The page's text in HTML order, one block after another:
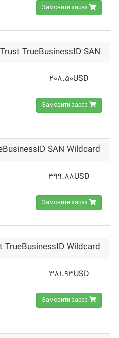
Замовити зараз
TrueBusinessID SAN
208.50USD
Замовити зараз
SAN Wildcard
399.88USD
Замовити зараз
TrueBusinessID Wildcard
381.93USD
Замовити зараз